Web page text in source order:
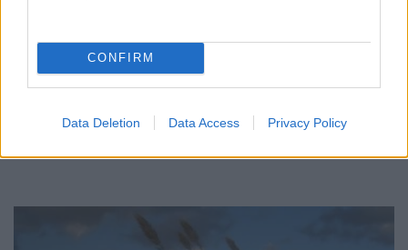
CONFIRM
Data Deletion Data Access Privacy Policy
Δυτική Αττική: Σε εξέλιξη οι αυτοψίες και οι
αποζημιώσεις μετά την καταστροφική φωτιά